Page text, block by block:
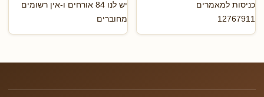
כניסות למאמרים
12767911
יש לנו 84 אורחים ו-אין רשומים
מחוברים